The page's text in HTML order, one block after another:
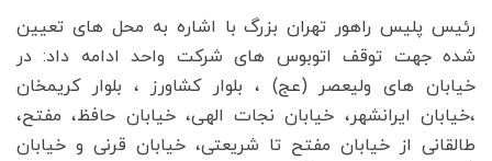
رئیس پلیس راهور تهران بزرگ با اشاره به محل های تعیین
شده جهت توقف اتوبوس های شرکت واحد ادامه داد: در
خیابان های ولیعصر (عج) ، بلوار کشاورز ، بلوار کریمخان
،خیابان ایرانشهر، خیابان نجات الهی، خیابان حافظ، مفتح،
طالقانی از خیابان مفتح تا شریعتی، خیابان قرنی و خیابان